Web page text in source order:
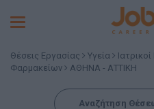
Toggle
Θέσεις Εργασίας Υγεία
Φαρμακείων
ΑΘΗΝΑ - ΑΤΤΙΚΗ
Αναζήτηση